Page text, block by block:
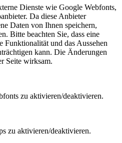
Dienste wie Google Webfonts,
Da diese Anbieter
Daten von Ihnen speichern,
Bitte beachten Sie, dass eine
Funktionalität und das Aussehen
kann. Die Änderungen
Seite wirksam.
zu aktivieren/deaktivieren.
zu aktivieren/deaktivieren.